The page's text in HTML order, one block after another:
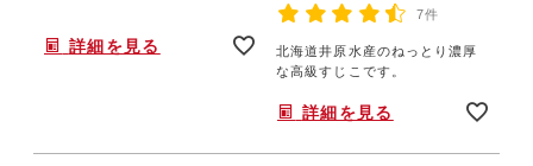
詳細を見る
7件
北海道井原水産のねっとり濃厚
な高級すじこです。
詳細を見る